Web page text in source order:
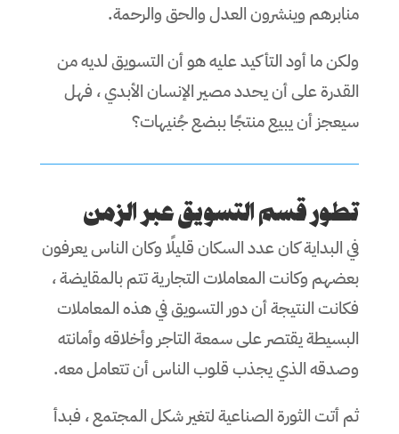
منابرهم وينشرون العدل والحق والرحمة.
ولكن ما أود التأكيد عليه هو أن التسويق لديه من
القدرة على أن يحدد مصير الإنسان الأبدي ، فهل
سيعجز أن يبيع منتجًا ببضع جُنيهات؟
تطور قسم التسويق عبر الزمن
في البداية كان عدد السكان قليلًا وكان الناس يعرفون
بعضهم وكانت المعاملات التجارية تتم بالمقايضة ،
فكانت النتيجة أن دور التسويق في هذه المعاملات
البسيطة يقتصر على سمعة التاجر وأخلاقه وأمانته
وصدقه الذي يجذب قلوب الناس أن تتعامل معه.
ثم أتت الثورة الصناعية لتغير شكل المجتمع ، فبدأ